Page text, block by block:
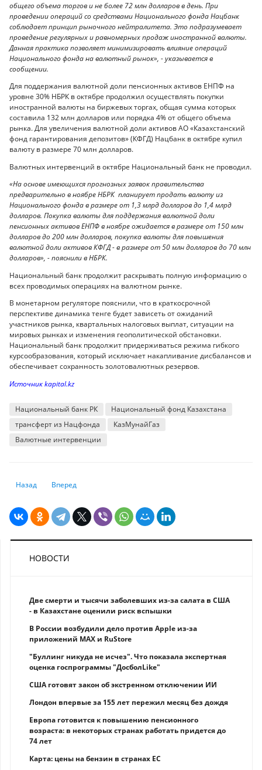
общего объема торгов и не более 72 млн долларов в день. При
проведении операций со средствами Национального фонда Нацбанк
соблюдает принцип рыночного нейтралитета. Это подразумевает
проведение регулярных и равномерных продаж иностранной валюты.
Данная практика позволяет минимизировать влияние операций
Национального фонда на валютный рынок», - указывается в
сообщении.
Для поддержания валютной доли пенсионных активов ЕНПФ на
уровне 30% НБРК в октябре продолжил осуществлять покупки
иностранной валюты на биржевых торгах, общая сумма которых
составила 132 млн долларов или порядка 4% от общего объема
рынка. Для увеличения валютной доли активов АО «Казахстанский
фонд гарантирования депозитов» (КФГД) Нацбанк в октябре купил
валюту в размере 70 млн долларов.
Валютных интервенций в октябре Национальный банк не проводил.
«На основе имеющихся прогнозных заявок правительства
предварительно в ноябре НБРК планирует продать валюту из
Национального фонда в размере от 1,3 млрд долларов до 1,4 млрд
долларов. Покупка валюты для поддержания валютной доли
пенсионных активов ЕНПФ в ноябре ожидается в размере от 150 млн
долларов до 200 млн долларов, покупка валюты для повышения
валютной доли активов КФГД - в размере от 50 млн долларов до 70 млн
долларов», - пояснили в НБРК.
Национальный банк продолжит раскрывать полную информацию о
всех проводимых операциях на валютном рынке.
В монетарном регуляторе пояснили, что в краткосрочной
перспективе динамика тенге будет зависеть от ожиданий
участников рынка, квартальных налоговых выплат, ситуации на
мировых рынках и изменения геополитической обстановки.
Национальный банк продолжит придерживаться режима гибкого
курсообразования, который исключает накапливание дисбалансов и
обеспечивает сохранность золотовалютных резервов.
Источник kapital.kz
Национальный банк РК
Национальный фонд Казахстана
трансферт из Нацфонда
КазМунайГаз
Валютные интервенции
Предыдущий: Мажилис принял новый трехлетний бюджет
Назад Следующий: Кредитная кабала: кто виноват в долгах
Вперед
НОВОСТИ
Две смерти и тысячи заболевших из-за салата в США
- в Казахстане оценили риск вспышки
В России возбудили дело против Apple из-за
приложений MAX и RuStore
"Буллинг никуда не исчез". Что показала экспертная
оценка госпрограммы "ДосболLike"
США готовят закон об экстренном отключении ИИ
Лондон впервые за 155 лет пережил месяц без дождя
Европа готовится к повышению пенсионного
возраста: в некоторых странах работать придется до
74 лет
Карта: цены на бензин в странах ЕС